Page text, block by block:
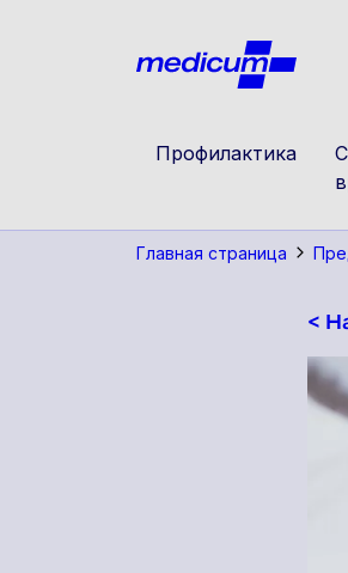
Профилактика
Главная страница
<